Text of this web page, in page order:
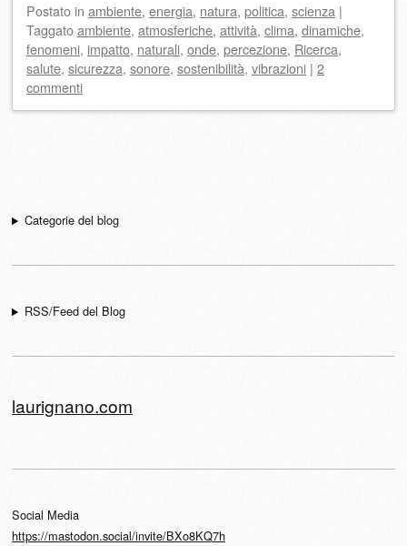
Postato in ambiente, energia, natura, politica, scienza |
Taggatoambiente, atmosferiche, attività, clima, dinamiche,
fenomeni, impatto, naturali, onde, percezione, Ricerca,
salute, sicurezza, sonore, sostenibilità, vibrazioni | 2
commenti
Categorie del blog
RSS/Feed del Blog
laurignano.com
Social Media
https://mastodon.social/invite/BXo8KQ7h